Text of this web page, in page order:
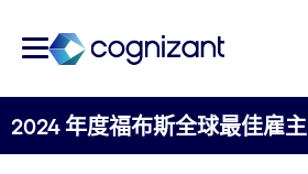
2024 年度福布斯全球最佳雇主